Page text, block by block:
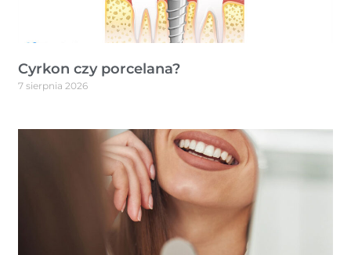
Cyrkon czy porcelana?
7 sierpnia 2026